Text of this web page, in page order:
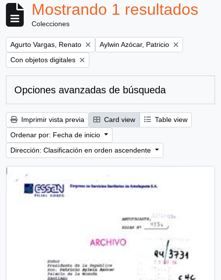
Mostrando 1 resultados
Colecciones
Remove filter:
Agurto Vargas, Renato Remove filter:
Aylwin Azócar, Patricio
Remove filter:
Con objetos digitales
Opciones avanzadas de búsqueda
Imprimir vista previa Card view
Table view
Ordenar por: Fecha de inicio
Dirección: Clasificación en orden ascendente